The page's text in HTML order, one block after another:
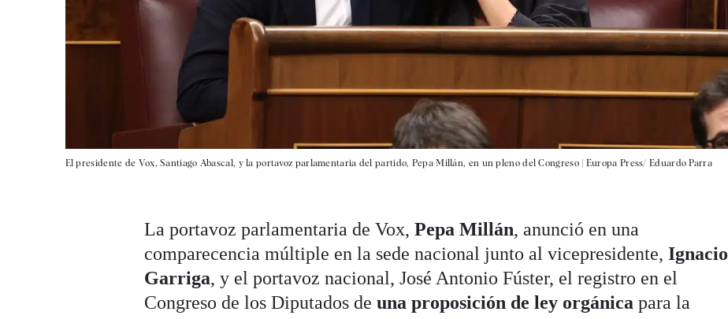
El presidente de Vox, Santiago Abascal, y la portavoz parlamentaria del partido, Pepa Millán, en un pleno del Congreso | Europa Press/ Eduardo Parra
La portavoz parlamentaria de Vox,Pepa Millán, anunció en una
comparecencia múltiple en la sede nacional junto al vicepresidente,Ignacio
Garriga, y el portavoz nacional, José Antonio Fúster, el registro en el
Congreso de los Diputados deuna proposición de ley orgánica para la